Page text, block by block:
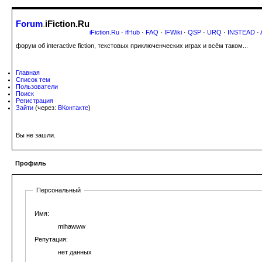
Forum.iFiction.Ru
iFiction.Ru · ifHub · FAQ · IFWiki · QSP · URQ · INSTEAD ·
форум об interactive fiction, текстовых приключенческих играх и всём таком...
Главная
Список тем
Пользователи
Поиск
Регистрация
Зайти (через: ВКонтакте)
Вы не зашли.
Профиль
Персональный
Имя:
mihawww
Репутация:
нет данных